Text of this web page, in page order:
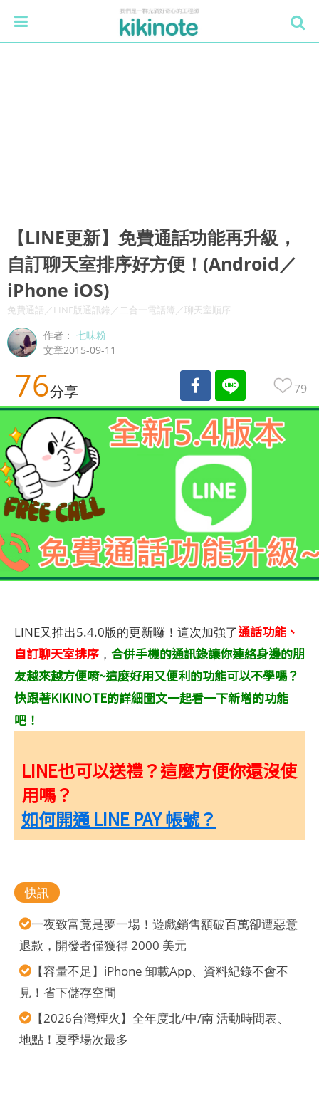
【LINE更新】免費通話功能再升級，
自訂聊天室排序好方便！(Android／
iPhone iOS)
免費通話／LINE版通訊錄／二合一電話簿／聊天室順序
作者：七味粉
文章2015-09-11
76分享 79
LINE又推出5.4.0版的更新囉！這次加強了通話功能、
自訂聊天室排序 ， 合併手機的通訊錄讓你連絡身邊的朋
友越來越方便唷~這麼好用又便利的功能可以不學嗎？
快跟著KIKINOTE的詳細圖文一起看一下新增的功能
吧！
LINE也可以送禮？這麼方便你還沒使
用嗎？
如何開通 LINE PAY 帳號？
快訊
一夜致富竟是夢一場！遊戲銷售額破百萬卻遭惡意
退款，開發者僅獲得 2000 美元
【容量不足】iPhone 卸載App、資料紀錄不會不
見！省下儲存空間
【2026台灣煙火】全年度北/中/南 活動時間表、
地點！夏季場次最多